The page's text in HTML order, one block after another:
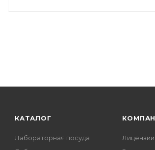
КАТАЛОГ
Лабораторная посуда